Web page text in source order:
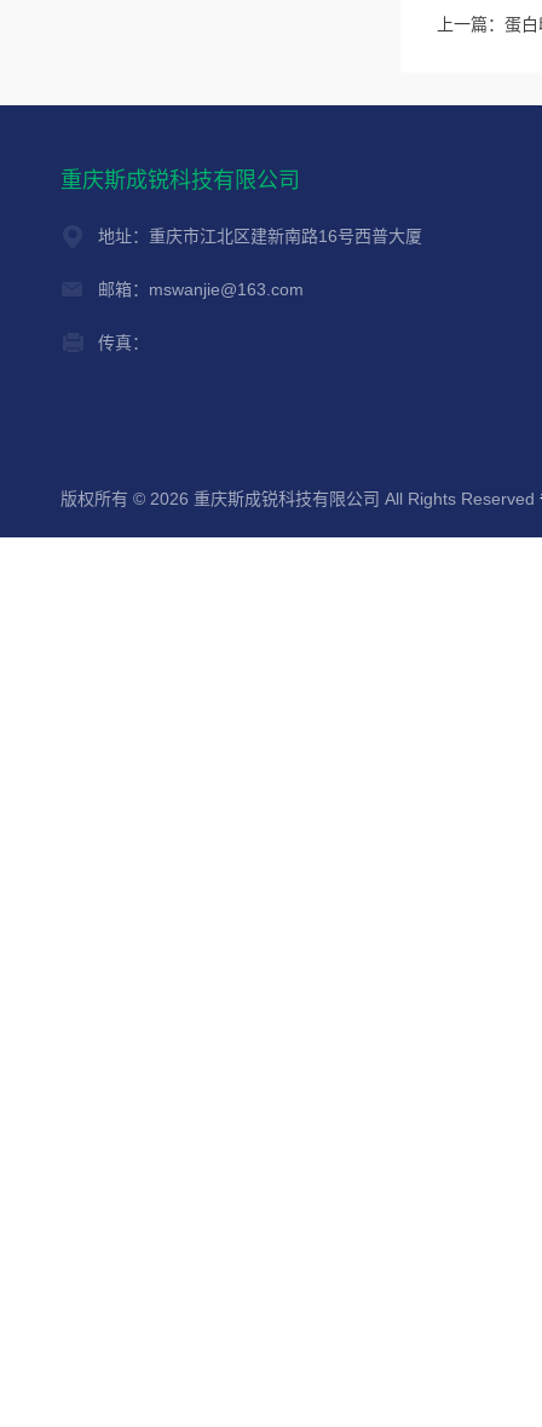
上一篇： 蛋白
重庆斯成锐科技有限公司
地址：重庆市江北区建新南路16号西普大厦
邮箱：mswanjie@163.com
传真：
版权所有 © 2026 重庆斯成锐科技有限公司 All Rights Reserved